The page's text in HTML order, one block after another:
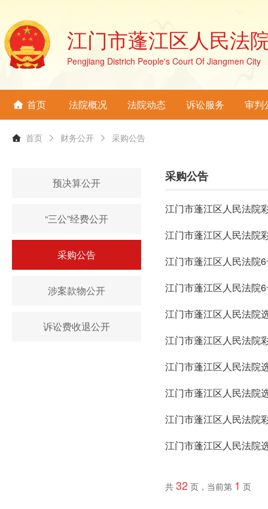
江门市蓬江区人民法
Pengjiang Districh People's Court Of Jiangmen City
首页 法院概况 法院动态 诉讼服务 审判
首页 财务公开 采购公告
预决算公开
“三公”经费公开
采购公告
涉案款物公开
诉讼费收退公开
采购公告
江门市蓬江区人民法院
江门市蓬江区人民法院
江门市蓬江区人民法院
江门市蓬江区人民法院
江门市蓬江区人民法院
江门市蓬江区人民法院
江门市蓬江区人民法院
江门市蓬江区人民法院
江门市蓬江区人民法院
江门市蓬江区人民法院
共32 页，当前第 1 页